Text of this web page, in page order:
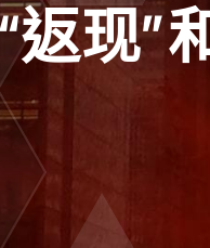
返现”